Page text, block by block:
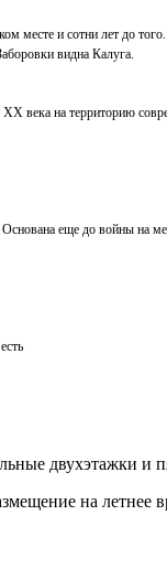
месте и сотни лет до
видна Калуга.
века на территорию
еще до войны на
двухэтажки и
на летнее